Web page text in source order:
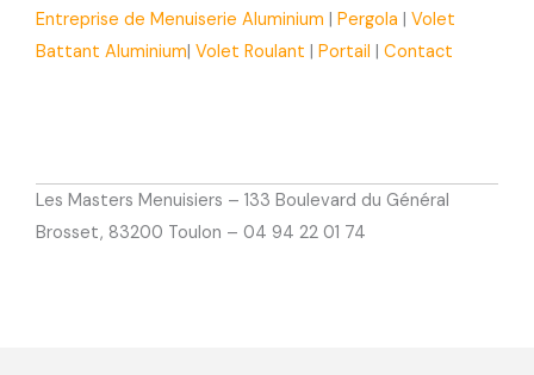
Entreprise de Menuiserie Aluminium | Pergola | Volet
Battant Aluminium| Volet Roulant | Portail | Contact
Les Masters Menuisiers – 133 Boulevard du Général
Brosset, 83200 Toulon – 04 94 22 01 74